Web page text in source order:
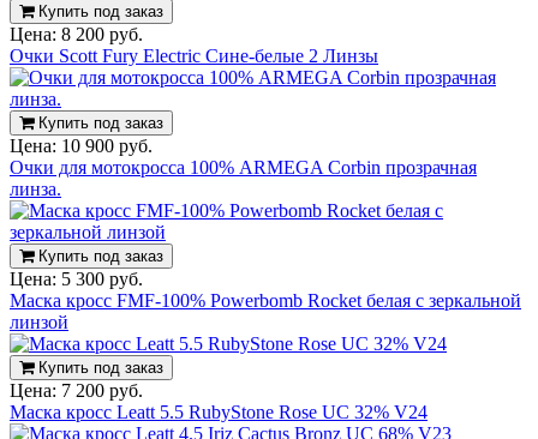
Купить под заказ
Цена: 8 200 руб.
Очки Scott Fury Electric Сине-белые 2 Линзы
Купить под заказ
Цена: 10 900 руб.
Очки для мотокросса 100% ARMEGA Corbin прозрачная
линза.
Купить под заказ
Цена: 5 300 руб.
Маска кросс FMF-100% Powerbomb Rocket белая с зеркальной
линзой
Купить под заказ
Цена: 7 200 руб.
Маска кросс Leatt 5.5 RubyStone Rose UC 32% V24